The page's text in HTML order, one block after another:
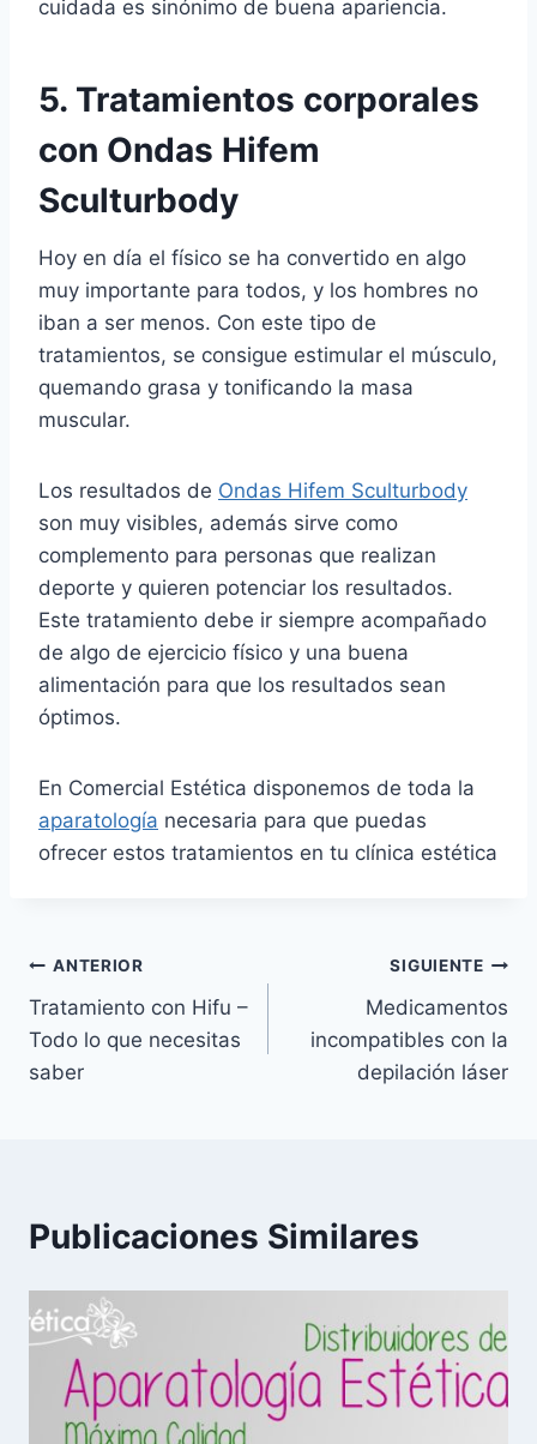
cuidada es sinónimo de buena apariencia.
5. Tratamientos corporales
con Ondas Hifem
Sculturbody
Hoy en día el físico se ha convertido en algo
muy importante para todos, y los hombres no
iban a ser menos. Con este tipo de
tratamientos, se consigue estimular el músculo,
quemando grasa y tonificando la masa
muscular.
Los resultados de Ondas Hifem Sculturbody
son muy visibles, además sirve como
complemento para personas que realizan
deporte y quieren potenciar los resultados.
Este tratamiento debe ir siempre acompañado
de algo de ejercicio físico y una buena
alimentación para que los resultados sean
óptimos.
En Comercial Estética disponemos de toda la
aparatología necesaria para que puedas
ofrecer estos tratamientos en tu clínica estética
Navegación
de
entradas
ANTERIOR
Tratamiento con Hifu –
Todo lo que necesitas
saber
SIGUIENTE
Medicamentos
incompatibles con la
depilación láser
Publicaciones Similares